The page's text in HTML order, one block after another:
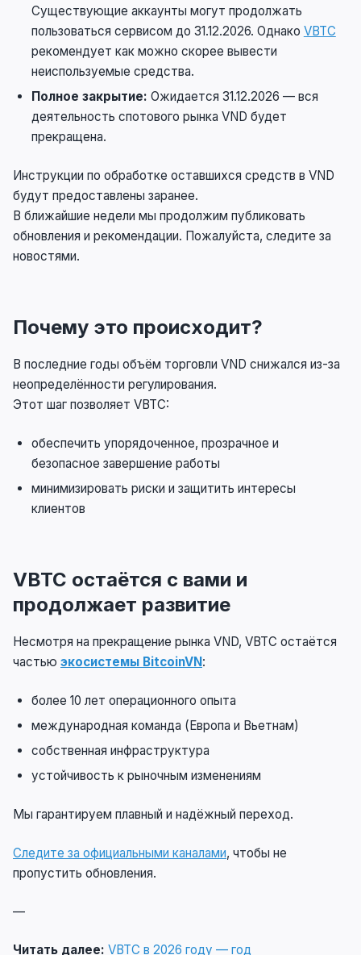
Существующие аккаунты могут продолжать
пользоваться сервисом до 31.12.2026. Однако VBTC
рекомендует как можно скорее вывести
неиспользуемые средства.
Полное закрытие: Ожидается 31.12.2026 — вся
деятельность спотового рынка VND будет
прекращена.
Инструкции по обработке оставшихся средств в VND
будут предоставлены заранее.
В ближайшие недели мы продолжим публиковать
обновления и рекомендации. Пожалуйста, следите за
новостями.
Почему это происходит?
В последние годы объём торговли VND снижался из-за
неопределённости регулирования.
Этот шаг позволяет VBTC:
обеспечить упорядоченное, прозрачное и
безопасное завершение работы
минимизировать риски и защитить интересы
клиентов
VBTC остаётся с вами и
продолжает развитие
Несмотря на прекращение рынка VND, VBTC остаётся
частью экосистемы BitcoinVN :
более 10 лет операционного опыта
международная команда (Европа и Вьетнам)
собственная инфраструктура
устойчивость к рыночным изменениям
Мы гарантируем плавный и надёжный переход.
Следите за официальными каналами, чтобы не
пропустить обновления.
—
Читать далее: VBTC в 2026 году — год